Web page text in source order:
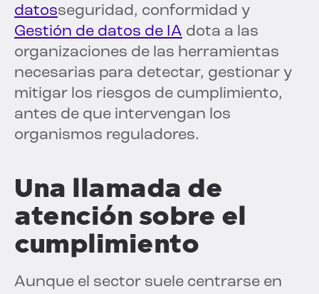
datosseguridad, conformidad y
Gestión de datos de IA dota a las
organizaciones de las herramientas
necesarias para detectar, gestionar y
mitigar los riesgos de cumplimiento,
antes de que intervengan los
organismos reguladores.
Una llamada de
atención sobre el
cumplimiento
Aunque el sector suele centrarse en